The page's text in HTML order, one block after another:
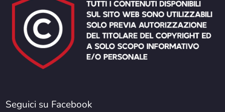
Seguici su Facebook